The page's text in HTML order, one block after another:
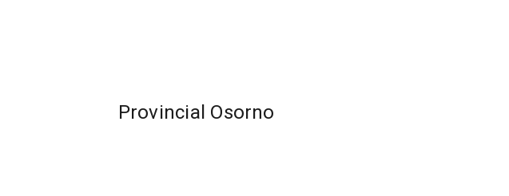
Provincial Osorno